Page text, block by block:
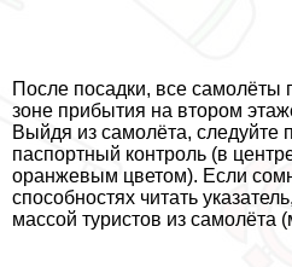
После посадки, все самолёты
зоне прибытия на втором
Выйдя из самолёта, следуйте
паспортный контроль (в
оранжевым цветом). Если
способностях читать
массой туристов из самолёта